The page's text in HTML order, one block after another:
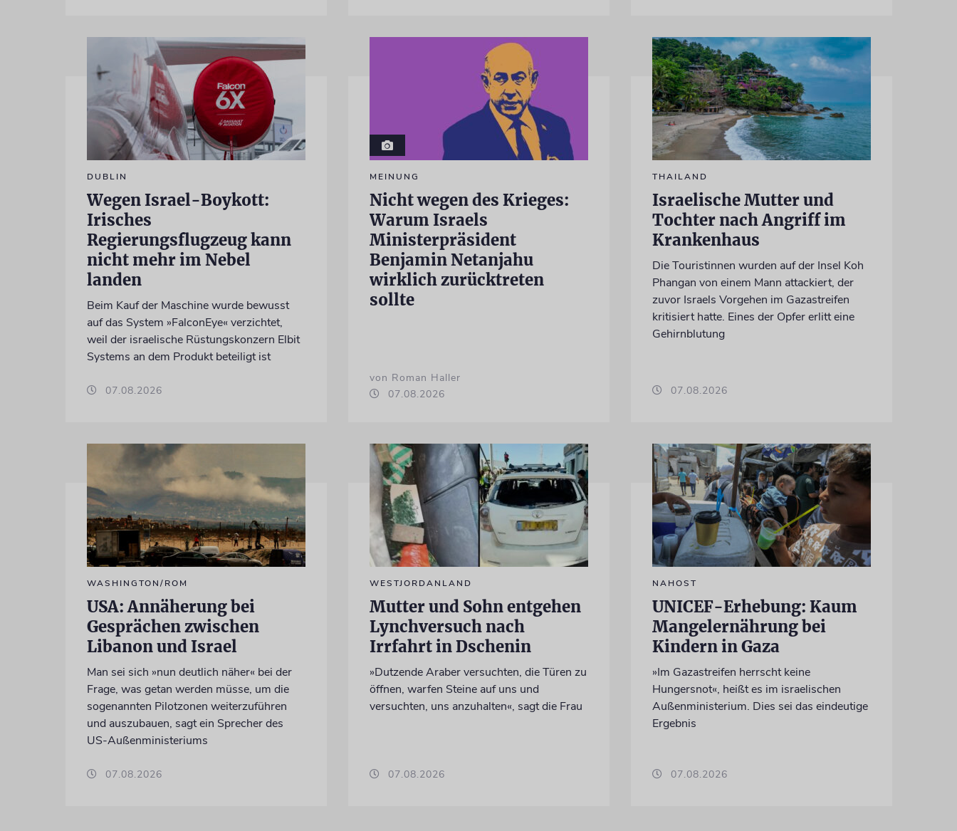
DUBLIN
Wegen Israel-Boykott:
Irisches
Regierungsflugzeug kann
nicht mehr im Nebel
landen
Beim Kauf der Maschine wurde bewusst
auf das System »FalconEye« verzichtet,
weil der israelische Rüstungskonzern Elbit
Systems an dem Produkt beteiligt ist
07.08.2026
MEINUNG
Nicht wegen des Krieges:
Warum Israels
Ministerpräsident
Benjamin Netanjahu
wirklich zurücktreten
sollte
von Roman Haller
07.08.2026
THAILAND
Israelische Mutter und
Tochter nach Angriff im
Krankenhaus
Die Touristinnen wurden auf der Insel Koh
Phangan von einem Mann attackiert, der
zuvor Israels Vorgehen im Gazastreifen
kritisiert hatte. Eines der Opfer erlitt eine
Gehirnblutung
07.08.2026
WASHINGTON/ROM
USA: Annäherung bei
Gesprächen zwischen
Libanon und Israel
Man sei sich »nun deutlich näher« bei der
Frage, was getan werden müsse, um die
sogenannten Pilotzonen weiterzuführen
und auszubauen, sagt ein Sprecher des
US-Außenministeriums
07.08.2026
WESTJORDANLAND
Mutter und Sohn entgehen
Lynchversuch nach
Irrfahrt in Dschenin
»Dutzende Araber versuchten, die Türen zu
öffnen, warfen Steine auf uns und
versuchten, uns anzuhalten«, sagt die Frau
07.08.2026
NAHOST
UNICEF-Erhebung: Kaum
Mangelernährung bei
Kindern in Gaza
»Im Gazastreifen herrscht keine
Hungersnot«, heißt es im israelischen
Außenministerium. Dies sei das eindeutige
Ergebnis
07.08.2026